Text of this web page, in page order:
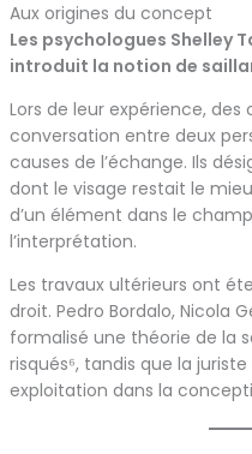
Aux origines du concept
Les psychologues Shelley
introduit la notion de
Lors de leur expérience,
conversation entre deux
causes de l’échange. Ils
dont le visage restait le
d’un élément dans le
l’interprétation.
Les travaux ultérieurs ont
droit. Pedro Bordalo, Nicola
formalisé une théorie de la
risqués⁶, tandis que la
exploitation dans la